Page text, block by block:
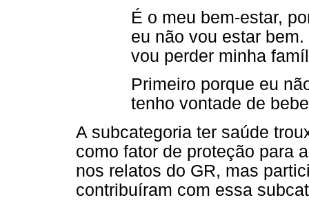
É o meu bem-estar,
eu não vou estar
vou perder minha
Primeiro porque eu
tenho vontade de
A subcategoria ter saúde
como fator de proteção para
nos relatos do GR, mas
contribuíram com essa